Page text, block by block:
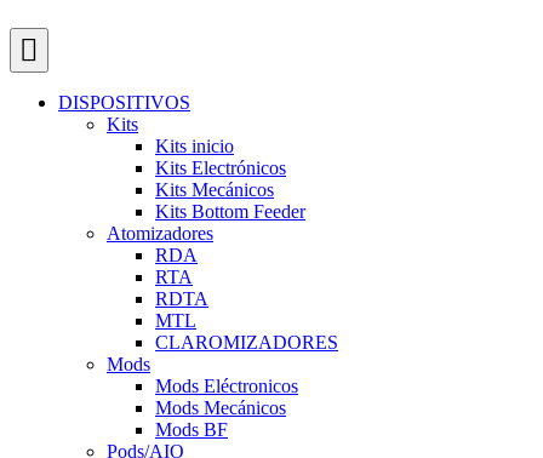
DISPOSITIVOS
Kits
Kits inicio
Kits Electrónicos
Kits Mecánicos
Kits Bottom Feeder
Atomizadores
RDA
RTA
RDTA
MTL
CLAROMIZADORES
Mods
Mods Eléctronicos
Mods Mecánicos
Mods BF
Pods/AIO